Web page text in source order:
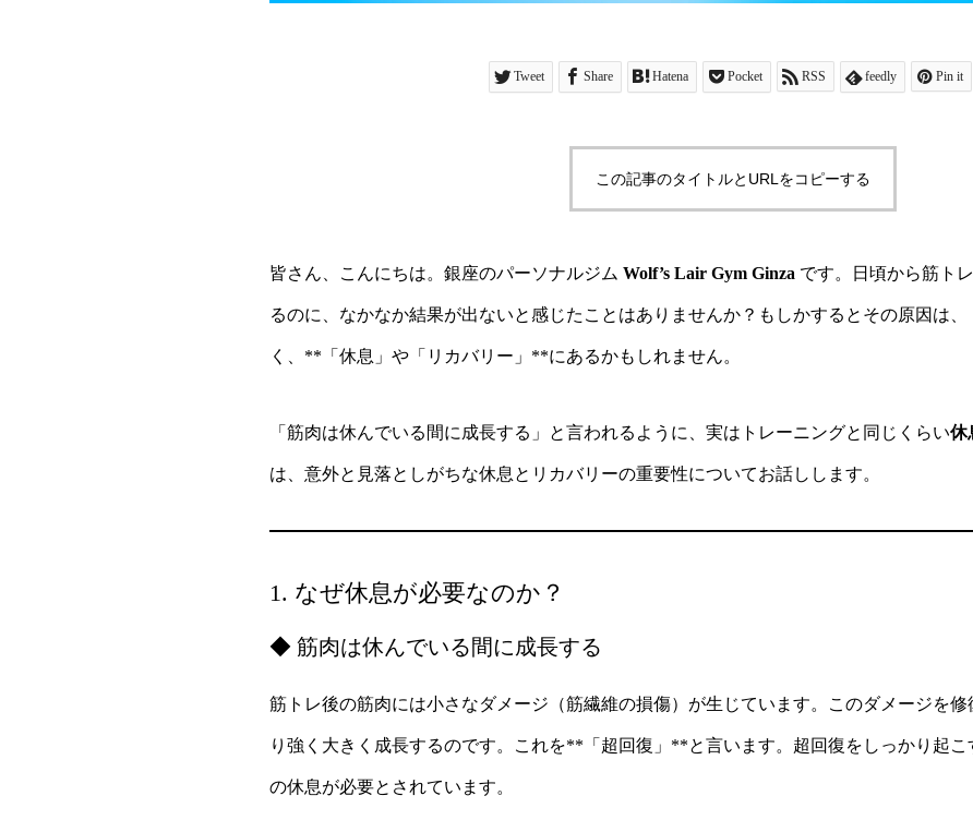
Tweet Share Hatena Pocket RSS feedly Pin it
この記事のタイトルとURLをコピーする
皆さん、こんにちは。銀座のパーソナルジム Wolf’s Lair Gym Ginza です。日頃から筋ト
るのに、なかなか結果が出ないと感じたことはありませんか？もしかするとその原因は
く、**「休息」や「リカバリー」**にあるかもしれません。
「筋肉は休んでいる間に成長する」と言われるように、実はトレーニングと同じくらい休
は、意外と見落としがちな休息とリカバリーの重要性についてお話しします。
1. なぜ休息が必要なのか？
◆ 筋肉は休んでいる間に成長する
筋トレ後の筋肉には小さなダメージ（筋繊維の損傷）が生じています。このダメージを
り強く大きく成長するのです。これを**「超回復」**と言います。超回復をしっかり起こ
の休息が必要とされています。